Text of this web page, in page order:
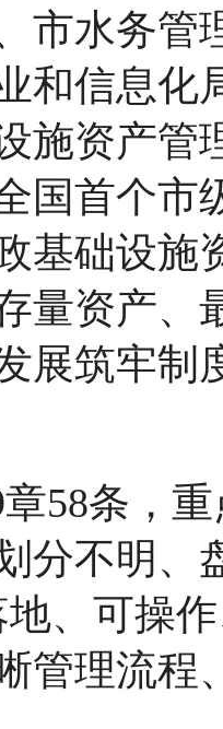
市水务管
和信息化
施资产管
国首个市
基础设施
量资产、
展筑牢制
章58条，
分不明、
、可操
管理流程